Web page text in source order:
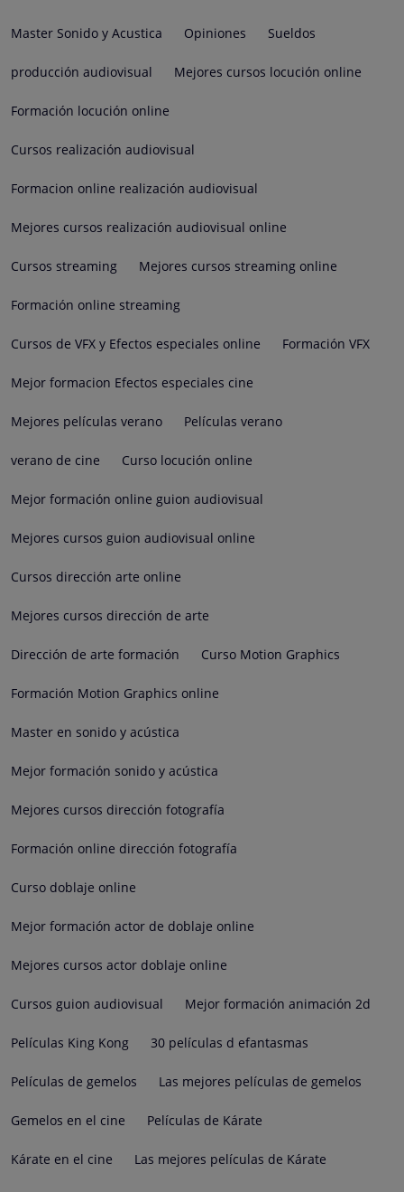
Master Sonido y Acustica Opiniones Sueldos
producción audiovisual Mejores cursos locución online
Formación locución online
Cursos realización audiovisual
Formacion online realización audiovisual
Mejores cursos realización audiovisual online
Cursos streaming Mejores cursos streaming online
Formación online streaming
Cursos de VFX y Efectos especiales online Formación VFX
Mejor formacion Efectos especiales cine
Mejores películas verano Películas verano
verano de cine Curso locución online
Mejor formación online guion audiovisual
Mejores cursos guion audiovisual online
Cursos dirección arte online
Mejores cursos dirección de arte
Dirección de arte formación Curso Motion Graphics
Formación Motion Graphics online
Master en sonido y acústica
Mejor formación sonido y acústica
Mejores cursos dirección fotografía
Formación online dirección fotografía
Curso doblaje online
Mejor formación actor de doblaje online
Mejores cursos actor doblaje online
Cursos guion audiovisual Mejor formación animación 2d
Películas King Kong 30 películas d efantasmas
Películas de gemelos Las mejores películas de gemelos
Gemelos en el cine Películas de Kárate
Kárate en el cine Las mejores películas de Kárate